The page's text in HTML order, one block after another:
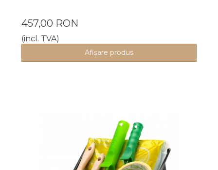
457,00 RON
(incl. TVA)
Afişare produs